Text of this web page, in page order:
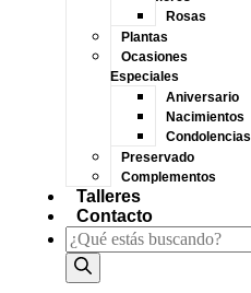
Rosas
Plantas
Ocasiones
Especiales
Aniversario
Nacimientos
Condolencias
Preservado
Complementos
Talleres
Contacto